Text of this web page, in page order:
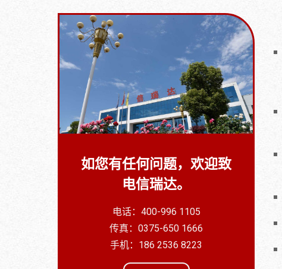
如您有任何问题，欢迎致
电信瑞达。
电话：400-996 1105
传真：0375-650 1666
手机：186 2536 8223